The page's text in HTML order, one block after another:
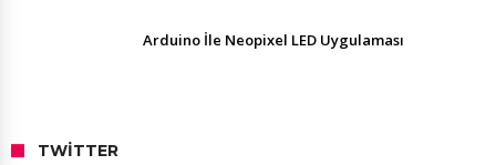
Arduino İle Neopixel LED Uygulaması
TWITTER